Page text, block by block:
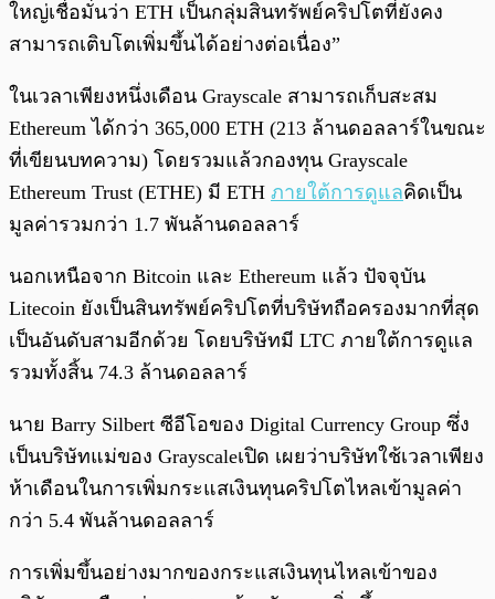
ใหญ่เชื่อมั่นว่า ETH เป็นกลุ่มสินทรัพย์คริปโตที่ยังคง
สามารถเติบโตเพิ่มขึ้นได้อย่างต่อเนื่อง”
ในเวลาเพียงหนึ่งเดือน Grayscale สามารถเก็บสะสม
Ethereum ได้กว่า 365,000 ETH (213 ล้านดอลลาร์ในขณะ
ที่เขียนบทความ) โดยรวมแล้วกองทุน Grayscale
Ethereum Trust (ETHE) มี ETH ภายใต้การดูแลคิดเป็น
มูลค่ารวมกว่า 1.7 พันล้านดอลลาร์
นอกเหนือจาก Bitcoin และ Ethereum แล้ว ปัจจุบัน
Litecoin ยังเป็นสินทรัพย์คริปโตที่บริษัทถือครองมากที่สุด
เป็นอันดับสามอีกด้วย โดยบริษัทมี LTC ภายใต้การดูแล
รวมทั้งสิ้น 74.3 ล้านดอลลาร์
นาย Barry Silbert ซีอีโอของ Digital Currency Group ซึ่ง
เป็นบริษัทแม่ของ Grayscaleเปิด เผยว่าบริษัทใช้เวลาเพียง
ห้าเดือนในการเพิ่มกระแสเงินทุนคริปโตไหลเข้ามูลค่า
กว่า 5.4 พันล้านดอลลาร์
การเพิ่มขึ้นอย่างมากของกระแสเงินทุนไหลเข้าของ